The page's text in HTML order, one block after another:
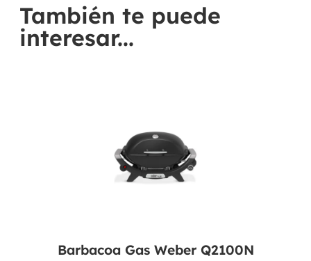
También te puede
interesar...
Barbacoa Gas Weber Q2100N